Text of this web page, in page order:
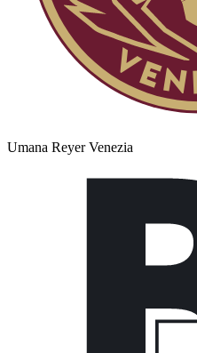
Umana Reyer Venezia